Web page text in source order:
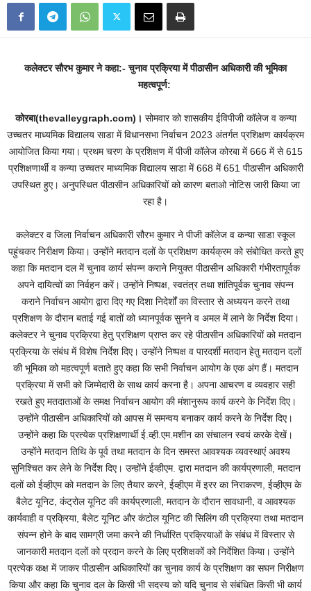
कलेक्टर सौरभ कुमार ने कहा:- चुनाव प्रक्रिया में पीठासीन अधिकारी की भूमिका
महत्वपूर्ण:
कोरबा(thevalleygraph.com)। सोमवार को शासकीय ईविपीजी कॉलेज व कन्या
उच्चतर माध्यमिक विद्यालय साडा में विधानसभा निर्वाचन 2023 अंतर्गत प्रशिक्षण कार्यक्रम
आयोजित किया गया। प्रथम चरण के प्रशिक्षण में पीजी कॉलेज कोरबा में 666 में से 615
प्रशिक्षणार्थी व कन्या उच्चतर माध्यमिक विद्यालय साडा में 668 में 651 पीठासीन अधिकारी
उपस्थित हुए। अनुपस्थित पीठासीन अधिकारियों को कारण बताओ नोटिस जारी किया जा
रहा है।
कलेक्टर व जिला निर्वाचन अधिकारी सौरभ कुमार ने पीजी कॉलेज व कन्या साडा स्कूल
पहुंचकर निरीक्षण किया। उन्होंने मतदान दलों के प्रशिक्षण कार्यक्रम को संबोधित करते हुए
कहा कि मतदान दल में चुनाव कार्य संपन्न कराने नियुक्त पीठासीन अधिकारी गंभीरतापूर्वक
अपने दायित्वों का निर्वहन करें। उन्होंने निष्पक्ष, स्वतंत्र तथा शांतिपूर्वक चुनाव संपन्न
कराने निर्वाचन आयोग द्वारा दिए गए दिशा निदेर्शों का विस्तार से अध्ययन करने तथा
प्रशिक्षण के दौरान बताई गई बातों को ध्यानपूर्वक सुनने व अमल में लाने के निर्देश दिया।
कलेक्टर ने चुनाव प्रक्रिया हेतु प्रशिक्षण प्राप्त कर रहे पीठासीन अधिकारियों को मतदान
प्रक्रिया के संबंध में विशेष निर्देश दिए। उन्होंने निष्पक्ष व पारदर्शी मतदान हेतु मतदान दलों
की भूमिका को महत्वपूर्ण बताते हुए कहा कि सभी निर्वाचन आयोग के एक अंग हैं। मतदान
प्रक्रिया में सभी को जिम्मेदारी के साथ कार्य करना है। अपना आचरण व व्यवहार सही
रखते हुए मतदाताओं के समक्ष निर्वाचन आयोग की मंशानुरूप कार्य करने के निर्देश दिए।
उन्होंने पीठासीन अधिकारियों को आपस में समन्वय बनाकर कार्य करने के निर्देश दिए।
उन्होंने कहा कि प्रत्येक प्रशिक्षणार्थी ई.व्ही.एम.मशीन का संचालन स्वयं करके देखें।
उन्होंने मतदान तिथि के पूर्व तथा मतदान के दिन समस्त आवश्यक व्यवस्थाएं अवश्य
सुनिश्चित कर लेने के निर्देश दिए। उन्होंने ईव्हीएम. द्वारा मतदान की कार्यप्रणाली, मतदान
दलों को ईव्हीएम को मतदान के लिए तैयार करने, ईव्हीएम में इरर का निराकरण, ईव्हीएम के
बैलेट यूनिट, कंट्रोल यूनिट की कार्यप्रणाली, मतदान के दौरान सावधानी, व आवश्यक
कार्यवाही व प्रक्रिया, बैलेट यूनिट और कंटोल यूनिट की सिलिंग की प्रक्रिया तथा मतदान
संपन्न होने के बाद सामग्री जमा करने की निर्धारित प्रक्रियाओं के संबंध में विस्तार से
जानकारी मतदान दलों को प्रदान करने के लिए प्रशिक्षकों को निर्देशित किया। उन्होंने
प्रत्येक कक्ष में जाकर पीठासीन अधिकारियों का चुनाव कार्य के प्रशिक्षण का सघन निरीक्षण
किया और कहा कि चुनाव दल के किसी भी सदस्य को यदि चुनाव से संबंधित किसी भी कार्य